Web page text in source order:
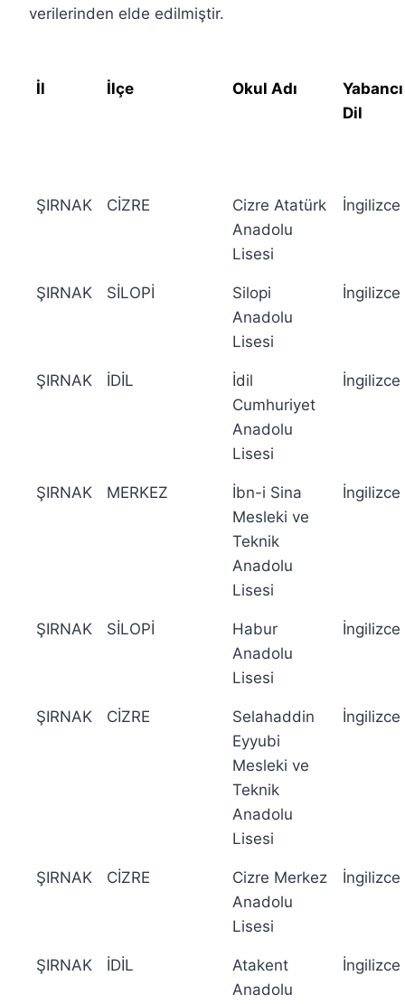
verilerinden elde edilmiştir.
İl İlçe Okul Adı
Yabancı
Dil
ŞIRNAK CİZRE
Cizre Atatürk
Anadolu
Lisesi
İngilizce
ŞIRNAK SİLOPİ
Silopi
Anadolu
Lisesi
İngilizce
ŞIRNAK İDİL
İdil
Cumhuriyet
Anadolu
Lisesi
İngilizce
ŞIRNAK MERKEZ
İbn-i Sina
Mesleki ve
Teknik
Anadolu
Lisesi
İngilizce
ŞIRNAK SİLOPİ
Habur
Anadolu
Lisesi
İngilizce
ŞIRNAK CİZRE
Selahaddin
Eyyubi
Mesleki ve
Teknik
Anadolu
Lisesi
İngilizce
ŞIRNAK CİZRE
Cizre Merkez
Anadolu
Lisesi
İngilizce
ŞIRNAK İDİL
Atakent
Anadolu
İngilizce